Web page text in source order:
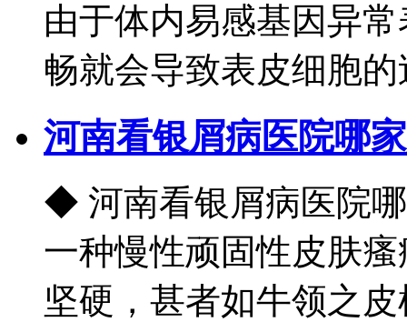
由于体内易感基因异
畅就会导致表皮细胞的
河南看银屑病医院哪
◆ 河南看银屑病医院
一种慢性顽固性皮肤
坚硬，甚者如牛领之